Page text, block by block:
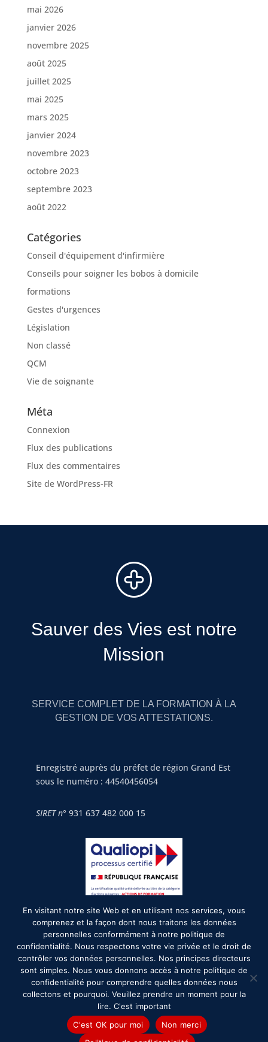
mai 2026
janvier 2026
novembre 2025
août 2025
juillet 2025
mai 2025
mars 2025
janvier 2024
novembre 2023
octobre 2023
septembre 2023
août 2022
Catégories
Conseil d'équipement d'infirmière
Conseils pour soigner les bobos à domicile
formations
Gestes d'urgences
Législation
Non classé
QCM
Vie de soignante
Méta
Connexion
Flux des publications
Flux des commentaires
Site de WordPress-FR
Sauver des Vies est notre
Mission
SERVICE COMPLET DE LA FORMATION À LA
GESTION DE VOS ATTESTATIONS.
Enregistré auprès du préfet de région Grand Est
sous le numéro : 44540456054
SIRET n° 931 637 482 000 15
2026©formurgences.com
Mentions légales
Formurgences recrute
Conditions Générales d'utilisation
En visitant notre site Web et en utilisant nos services, vous
comprenez et la façon dont nous traitons les données
personnelles conformément à notre politique de
confidentialité. Nous respectons votre vie privée et le droit de
contrôler vos données personnelles. Nos principes directeurs
sont simples. Nous vous donnons accès à notre politique de
confidentialité pour comprendre quelles données nous
collectons et pourquoi. Veuillez prendre un moment pour la
lire. C'est important
C'est OK pour moi
Non merci